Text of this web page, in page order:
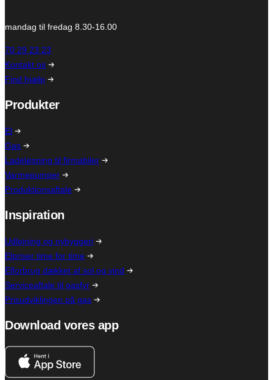
mandag til fredag 8.30-16.00
70 29 23 23
Kontakt os
Find hjælp
Produkter
El
Gas
Ladeløsning til firmabiler
Varmepumper
Produktionsaftale
Inspiration
Udlejning og nybyggeri
Elpriser time for time
Elforbrug dækket af sol og vind
Serviceaftale til gasfyr
Prisudviklingen på gas
Download vores app